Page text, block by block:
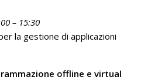
– 15:30
la gestione di applicazioni
offline e virtual